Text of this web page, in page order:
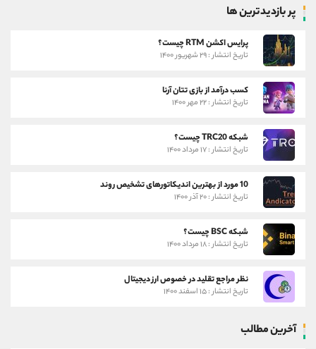
پر بازدیدترین ها
پرایس اکشن RTM چیست؟
تاریخ انتشار : ۲۹ شهریور ۱۴۰۰
کسب درآمد از بازی تتان آرنا
تاریخ انتشار : ۲۲ مهر ۱۴۰۰
شبکه TRC20 چیست؟
تاریخ انتشار : ۱۷ مرداد ۱۴۰۰
10 مورد از بهترین اندیکاتورهای تشخیص روند
تاریخ انتشار : ۲۰ آذر ۱۴۰۰
شبکه BSC چیست؟
تاریخ انتشار : ۱۸ مرداد ۱۴۰۰
نظر مراجع تقلید در خصوص ارز دیجیتال
تاریخ انتشار : ۱۵ اسفند ۱۴۰۰
آخرین مطالب